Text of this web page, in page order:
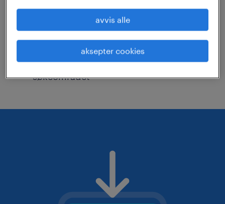
riktig eller velg en annen tittel
Du kan forsøke å søke innen flere
fagområder
Du kan forsøke å utvide det geografiske
søkeområdet
avvis alle
aksepter cookies